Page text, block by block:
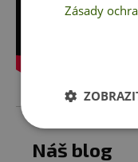
Náš blog
Zásady